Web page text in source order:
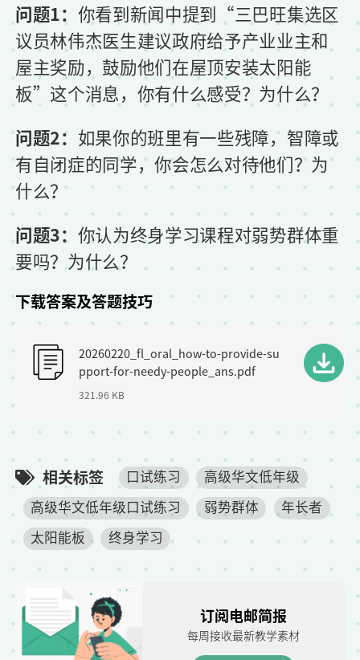
问题1： 你看到新闻中提到“三巴旺集选区
议员林伟杰医生建议政府给予产业业主和
屋主奖励，鼓励他们在屋顶安装太阳能
板”这个消息，你有什么感受？为什么？
问题2： 如果你的班里有一些残障，智障或
有自闭症的同学，你会怎么对待他们？为
什么？
问题3： 你认为终身学习课程对弱势群体重
要吗？为什么？
下载答案及答题技巧
20260220_fl_oral_how-to-provide-su
pport-for-needy-people_ans.pdf
321.96 KB
相关标签 口试练习
高级华文低年级
高级华文低年级口试练习
弱势群体
年长者
太阳能板
终身学习
订阅电邮简报
每周接收最新教学素材